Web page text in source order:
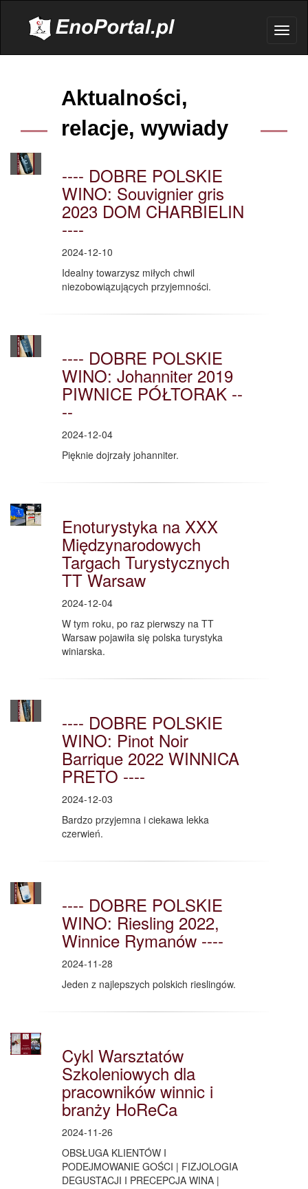
Aktualności,
relacje, wywiady
---- DOBRE POLSKIE
WINO: Souvignier gris
2023 DOM CHARBIELIN
----
2024-12-10
Idealny towarzysz miłych chwil
niezobowiązujących przyjemności.
---- DOBRE POLSKIE
WINO: Johanniter 2019
PIWNICE PÓŁTORAK --
--
2024-12-04
Pięknie dojrzały johanniter.
Enoturystyka na XXX
Międzynarodowych
Targach Turystycznych
TT Warsaw
2024-12-04
W tym roku, po raz pierwszy na TT
Warsaw pojawiła się polska turystyka
winiarska.
---- DOBRE POLSKIE
WINO: Pinot Noir
Barrique 2022 WINNICA
PRETO ----
2024-12-03
Bardzo przyjemna i ciekawa lekka
czerwień.
---- DOBRE POLSKIE
WINO: Riesling 2022,
Winnice Rymanów ----
2024-11-28
Jeden z najlepszych polskich rieslingów.
Cykl Warsztatów
Szkoleniowych dla
pracowników winnic i
branży HoReCa
2024-11-26
OBSŁUGA KLIENTÓW I
PODEJMOWANIE GOŚCI | FIZJOLOGIA
DEGUSTACJI I PRECEPCJA WINA |